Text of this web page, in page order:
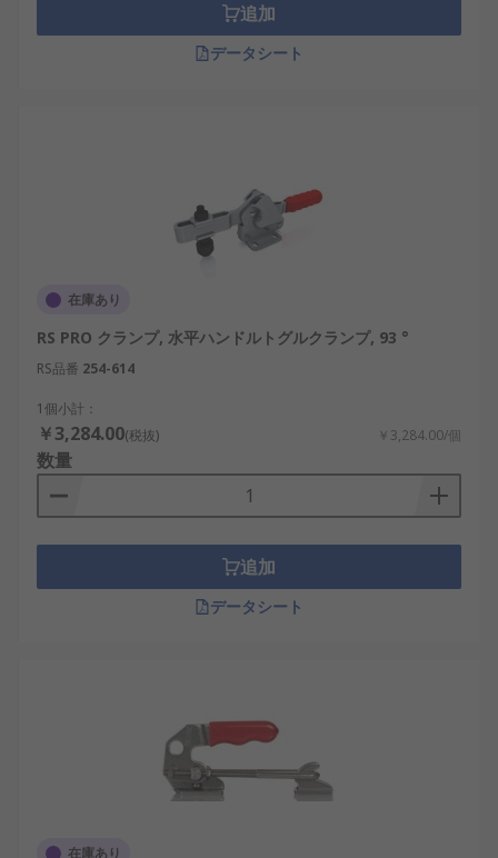
追加
データシート
在庫あり
RS PRO クランプ, 水平ハンドルトグルクランプ, 93 °
RS品番 254-614
1個小計：
￥3,284.00(税抜) ￥3,284.00/個
数量
追加
データシート
在庫あり